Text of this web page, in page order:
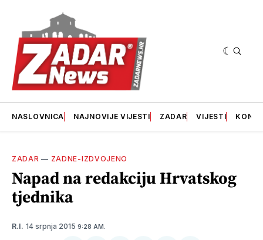
NASLOVNICA NAJNOVIJE VIJESTI ZADAR VIJESTI
ZADAR — ZADNE-IZDVOJENO
Napad na redakciju Hrvatskog
tjednika
R.I. 14 srpnja 2015 9:28 AM.